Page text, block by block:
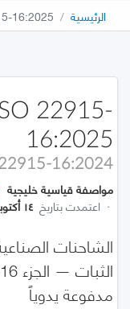
الرئيسية 16:2025
22915-
16:2025
22915-16:2024
مواصفة قياسية خليجية
· اعتمدت بتاريخ ١٤ أكتوبر ٢٠٢٥
الشاحنات
مدفوعة يدوياً